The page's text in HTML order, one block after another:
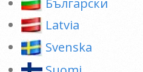
Latvia
Svenska